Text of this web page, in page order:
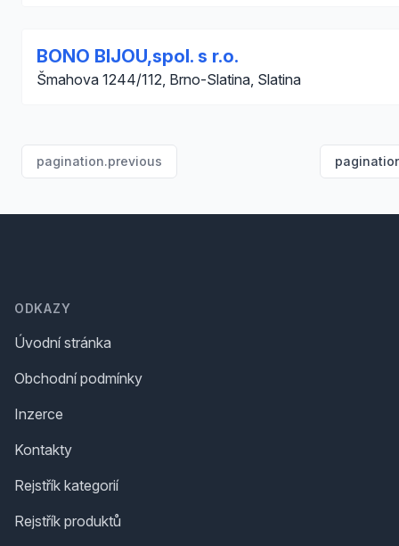
BONO BIJOU,spol. s r.o.
Šmahova 1244/112, Brno-Slatina, Slatina
pagination.previous
ODKAZY
Úvodní stránka
Obchodní podmínky
Inzerce
Kontakty
Rejstřík kategorií
Rejstřík produktů